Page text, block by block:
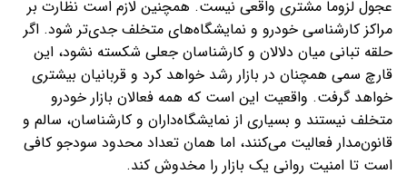
عجول لزوما مشتری واقعی نیست. همچنین لازم است نظارت بر
مراکز کارشناسی خودرو و نمایشگاه‌های متخلف جدی‌تر شود. اگر
حلقه تبانی میان دلالان و کارشناسان جعلی شکسته نشود، این
قارچ سمی همچنان در بازار رشد خواهد کرد و قربانیان بیشتری
خواهد گرفت. واقعیت این است که همه فعالان بازار خودرو
متخلف نیستند و بسیاری از نمایشگاه‌داران و کارشناسان، سالم و
قانون‌مدار فعالیت می‌کنند، اما همان تعداد محدود سودجو کافی
است تا امنیت روانی یک بازار را مخدوش کند.